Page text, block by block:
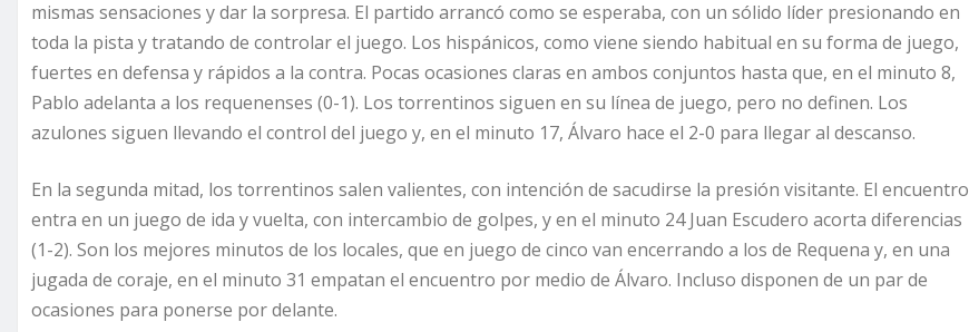
mismas sensaciones y dar la sorpresa. El partido arrancó como se esperaba, con un sólido líder presionando en
toda la pista y tratando de controlar el juego. Los hispánicos, como viene siendo habitual en su forma de juego,
fuertes en defensa y rápidos a la contra. Pocas ocasiones claras en ambos conjuntos hasta que, en el minuto 8,
Pablo adelanta a los requenenses (0-1). Los torrentinos siguen en su línea de juego, pero no definen. Los
azulones siguen llevando el control del juego y, en el minuto 17, Álvaro hace el 2-0 para llegar al descanso.
En la segunda mitad, los torrentinos salen valientes, con intención de sacudirse la presión visitante. El encuentro
entra en un juego de ida y vuelta, con intercambio de golpes, y en el minuto 24 Juan Escudero acorta diferencias
(1-2). Son los mejores minutos de los locales, que en juego de cinco van encerrando a los de Requena y, en una
jugada de coraje, en el minuto 31 empatan el encuentro por medio de Álvaro. Incluso disponen de un par de
ocasiones para ponerse por delante.